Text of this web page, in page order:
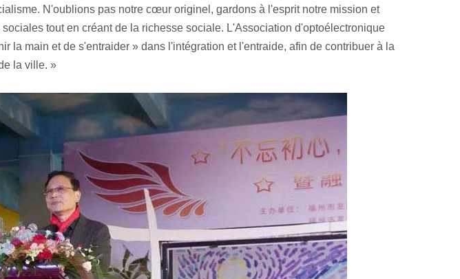
N'oublions pas notre cœur originel, gardons à l'esprit notre mission et
tout en créant de la richesse sociale. L'Association d'optoélectronique
la main et de s'entraider » dans l'intégration et l'entraide, afin de contribuer à la
la ville. »